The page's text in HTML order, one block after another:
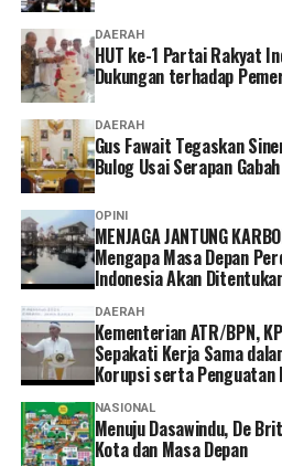
DAERAH
HUT ke-1 Partai Rakyat
Dukungan terhadap
DAERAH
Gus Fawait Tegaskan
Bulog Usai Serapan
OPINI
MENJAGA JANTUNG
Mengapa Masa Depan
Indonesia Akan
DAERAH
Kementerian ATR/BPN,
Sepakati Kerja Sama
Korupsi serta Penguatan
NASIONAL
Menuju Dasawindu, De
Kota dan Masa Depan